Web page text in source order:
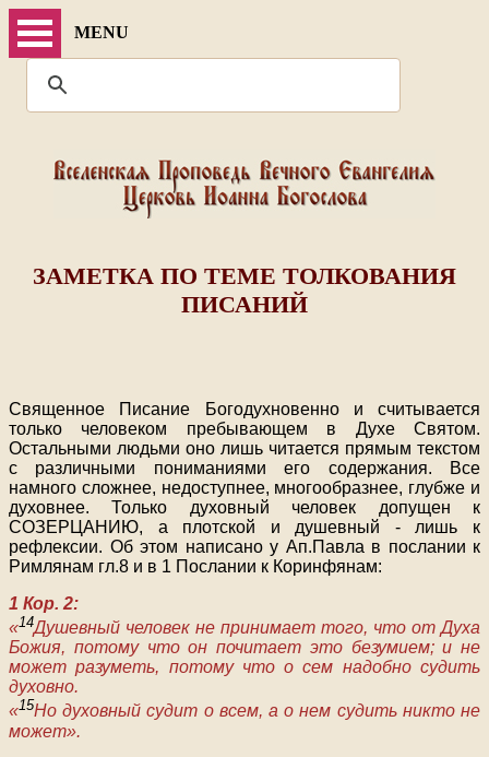
MENU
ЗАМЕТКА ПО ТЕМЕ ТОЛКОВАНИЯ
ПИСАНИЙ
Священное Писание Богодухновенно и считывается
только человеком пребывающем в Духе Святом.
Остальными людьми оно лишь читается прямым текстом
с различными пониманиями его содержания. Все
намного сложнее, недоступнее, многообразнее, глубже и
духовнее. Только духовный человек допущен к
СОЗЕРЦАНИЮ, а плотской и душевный - лишь к
рефлексии. Об этом написано у Ап.Павла в послании к
Римлянам гл.8 и в 1 Послании к Коринфянам:
1 Кор. 2:
«14Душевный человек не принимает того, что от Духа
Божия, потому что он почитает это безумием; и не
может разуметь, потому что о сем надобно судить
духовно.
«15Но духовный судит о всем, а о нем судить никто не
может».